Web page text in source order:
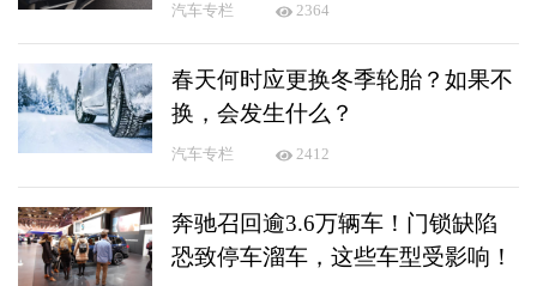
汽车专栏 2364
春天何时应更换冬季轮胎？如果不
换，会发生什么？
汽车专栏 2412
奔驰召回逾3.6万辆车！门锁缺陷
恐致停车溜车，这些车型受影响！